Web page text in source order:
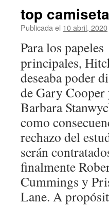
top
Publicada el 10 abril, 2020
Para los papeles
principales,
deseaba poder
de Gary Cooper
Barbara
como
rechazo del
serán
finalmente
Cummings y
Lane. A